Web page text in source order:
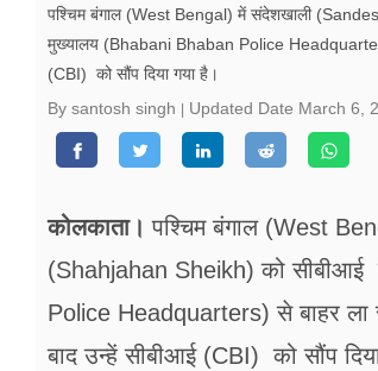
वीडियो
रिलेशनशिप
जीवन मंत्रा
फूड
सेहत
पश्चिम बंगाल (West Bengal) में संदेशखाली
मुख्यालय (Bhabani Bhaban Police
(CBI) को सौंप दिया गया है।
By santosh singh
Updated Date March 6,
कोलकाता। पश्चिम बंगाल (West
(Shahjahan Sheikh) को सीबीआई
Police Headquarters) से बाहर
बाद उन्हें सीबीआई (CBI) को सौंप